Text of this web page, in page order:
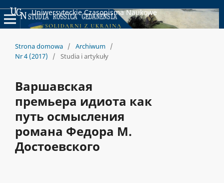
Uniwersyteckie Czasopisma Naukowe
Strona domowa / Archiwum /
Nr 4 (2017)
/ Studia i artykuły
Варшавская
премьера идиота как
путь осмысления
романа Федора М.
Достоевского